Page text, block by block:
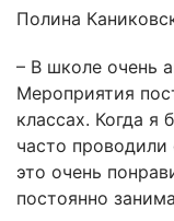
Полина
– В школе очень
Мероприятия
классах. Когда я
часто
это очень
постоянно